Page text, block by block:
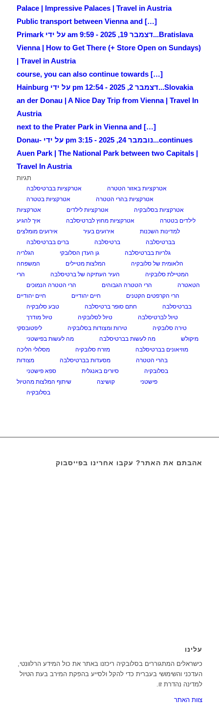
Palace | Impressive Palaces | Travel in Austria
[…] Public transport between Vienna and
Bratislava...
דצמבר 19, 2025 - 9:59 am על ידי Primark
Vienna | How to Get There (+ Store Open on Sundays)
| Travel in Austria
[…] course, you can also continue towards
Slovakia...
דצמבר 2, 2025 - 12:54 pm על ידי Hainburg
an der Donau | A Nice Day Trip from Vienna | Travel In
Austria
[…] next to the Prater Park in Vienna and
continues...
נובמבר 24, 2025 - 3:15 pm על ידי Donau-
Auen Park | The National Park between two Capitals |
Travel In Austria
תגיות
אטרקציות באזור הטטרה
אטרקציות בברטיסלבה
אטרקציות בהרי הטטרה
אטרקציות בטטרה
אטרקציות בסלובקיה
אטרקציות לילדים
אטרקציות
לילדים בטטרה
אטרקציות מחוץ לברטיסלבה
איך להגיע
למדינות השכנות
אירועים בעיר
אירועים מומלצים
בברטיסלבה
ברטיסלבה
ברים בברטיסלבה
גלריות בברטיסלבה
גן העדן הסלובקי
הגלריה
הלאומית של סלובקיה
המלצות מטיילים
המשפחה
המטיילת סלובקיה
העיר העתיקה של ברטיסלבה
הרי
הטאטרה
הרי הטטרה הגבוהים
הרי הטטרה הנמוכים
הרי הקרפטים הקטנים
חיים יהודיים
חיים יהודיים
בברטיסלבה
חתם סופר ברטיסלבה
טבע סלובקיה
טיול לברטיסלבה
טיול לסלובקיה
טיול מודרך
טירה סלובקיה
טירות ומצודות בסלובקיה
ליפטובסקי
מיקולש
מה לעשות בברטיסלבה
מה לעשות בפישטני
מוזיאונים בברטיסלבה
מזרח סלובקיה
מסלולי הליכה
בהרי הטטרה
מסעדות בברטיסלבה
מצודות
בסלובקיה
סיורים באנגלית
ספא פישטני
פישטני
קושיצה
שיתוף המלצות מהטיול
בסלובקיה
אהבתם את האתר? עקבו אחרינו בפייסבוק
עלינו
כישראלים המתגוררים בסלובקיה ריכזנו באתר את כול המידע הרלוונטי,
העדכני והשימושי בעברית כדי להקל ולסייע בהפקת המירב בעת הטיול
למדינה נהדרת זו.
צוות האתר